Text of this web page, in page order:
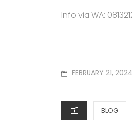
Info via WA:
FEBRUARY 21, 2024
BLOG